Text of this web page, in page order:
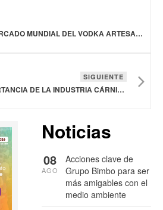
SE PREVÉ QUE MERCADO MUNDIAL DEL VODKA ARTESANAL CREZCA A 755 MDD A 2028
SIGUIENTE
MÉXICO DESTACA IMPORTANCIA DE LA INDUSTRIA CÁRNICA PARA LA SEGURIDAD ALIMENTARIA
Noticias
Acciones clave de
Grupo Bimbo para ser
más amigables con el
medio ambiente
08
AGO